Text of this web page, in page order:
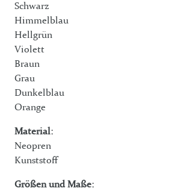
Schwarz
Himmelblau
Hellgrün
Violett
Braun
Grau
Dunkelblau
Orange
Material:
Neopren
Kunststoff
Größen und Maße: